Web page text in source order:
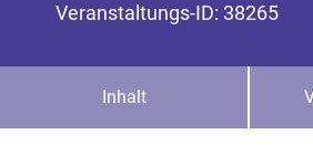
Veranstaltungs-ID: 38265
Inhalt